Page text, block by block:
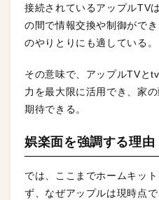
接続されているアップルTV
の間で情報交換や制御がで
のやりとりにも適している。
その意味で、アップルTVと
力を最大限に活用でき、家
期待できる。
娯楽面を強調する理由
では、ここまでホームキッ
ず、なぜアップルは現時点